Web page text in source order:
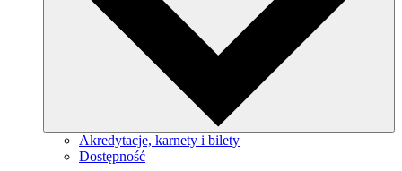
Akredytacje, karnety i bilety
Dostępność